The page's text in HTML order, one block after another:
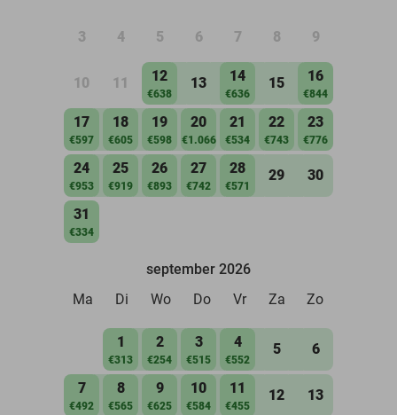
3 4 5 6 7 8 9
10 11 12
€638
13 14
€636
15 16
€844
17
€597
18
€605
19
€598
20
€1.066
21
€534
22
€743
23
€776
24
€953
25
€919
26
€893
27
€742
28
€571
29 30
31
€334
september 2026
Ma
Di Wo Do Vr Za Zo
1
€313
2
€254
3
€515
4
€552
5 6
7
€492
8
€565
9
€625
10
€584
11
€455
12 13